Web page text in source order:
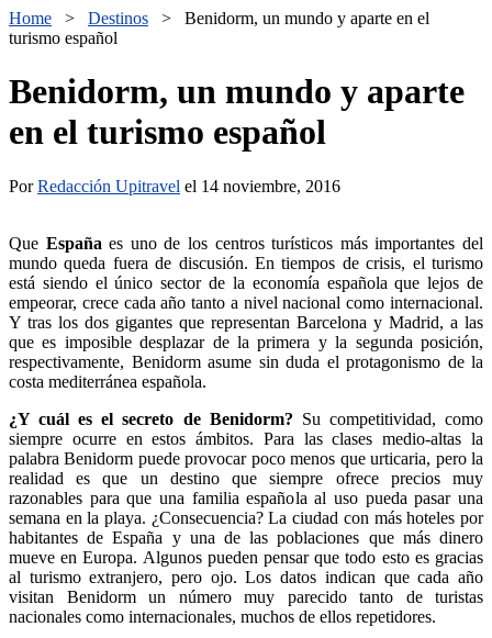
Home > Destinos > Benidorm, un mundo y aparte en el
turismo español
Benidorm, un mundo y aparte
en el turismo español
PorRedacción Upitravel el 14 noviembre, 2016
Que España es uno de los centros turísticos más importantes del
mundo queda fuera de discusión. En tiempos de crisis, el turismo
está siendo el único sector de la economía española que lejos de
empeorar, crece cada año tanto a nivel nacional como internacional.
Y tras los dos gigantes que representan Barcelona y Madrid, a las
que es imposible desplazar de la primera y la segunda posición,
respectivamente, Benidorm asume sin duda el protagonismo de la
costa mediterránea española.
¿Y cuál es el secreto de Benidorm? Su competitividad, como
siempre ocurre en estos ámbitos. Para las clases medio-altas la
palabra Benidorm puede provocar poco menos que urticaria, pero la
realidad es que un destino que siempre ofrece precios muy
razonables para que una familia española al uso pueda pasar una
semana en la playa. ¿Consecuencia? La ciudad con más hoteles por
habitantes de España y una de las poblaciones que más dinero
mueve en Europa. Algunos pueden pensar que todo esto es gracias
al turismo extranjero, pero ojo. Los datos indican que cada año
visitan Benidorm un número muy parecido tanto de turistas
nacionales como internacionales, muchos de ellos repetidores.